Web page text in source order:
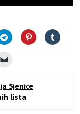
Sjenice
lista